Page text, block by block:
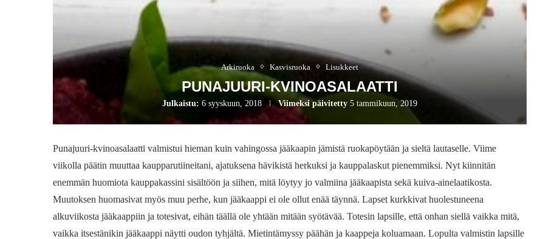
Arkiruoka Kasvisruoka Lisukkeet
PUNAJUURI-KVINOASALAATTI
Julkaistu: 6 syyskuun, 2018 Viimeksi päivitetty 5 tammikuun, 2019
Punajuuri-kvinoasalaatti valmistui hieman kuin vahingossa jääkaapin jämistä ruokapöytään ja sieltä lautaselle. Viime
viikolla päätin muuttaa kaupparutiineitani, ajatuksena hävikistä herkuksi ja kauppalaskut pienemmiksi. Nyt kiinnitän
enemmän huomiota kauppakassini sisältöön ja siihen, mitä löytyy jo valmiina jääkaapista sekä kuiva-ainelaatikosta.
Muutoksen huomasivat myös muu perhe, kun jääkaappi ei ole ollut enää täynnä. Lapset kurkkivat huolestuneena
alkuviikosta jääkaappiin ja totesivat, eihän täällä ole yhtään mitään syötävää. Totesin lapsille, että onhan siellä vaikka mitä,
vaikka itsestänikin jääkaappi näytti oudon tyhjältä. Mietintämyssy päähän ja kaappeja koluamaan. Lopulta valmistin lapsille